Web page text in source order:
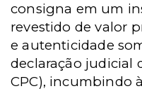
consigna em um
revestido de valor
e autenticidade
declaração judicial
CPC), incumbindo